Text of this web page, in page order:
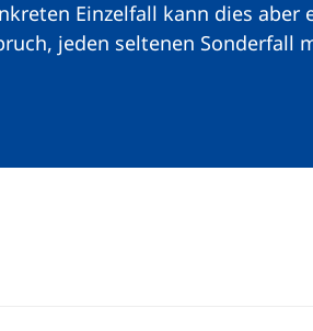
Einzelfall kann dies aber
jeden seltenen Sonderfall